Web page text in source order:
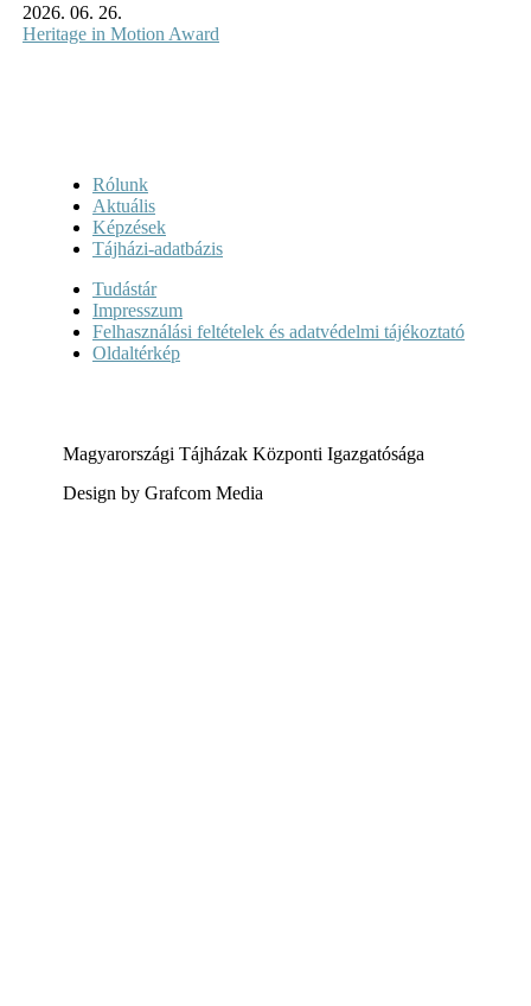
2026. 06. 26.
Heritage in Motion Award
Rólunk
Aktuális
Képzések
Tájházi-adatbázis
Tudástár
Impresszum
Felhasználási feltételek és adatvédelmi tájékoztató
Oldaltérkép
Magyarországi Tájházak Központi Igazgatósága
Design by Grafcom Media